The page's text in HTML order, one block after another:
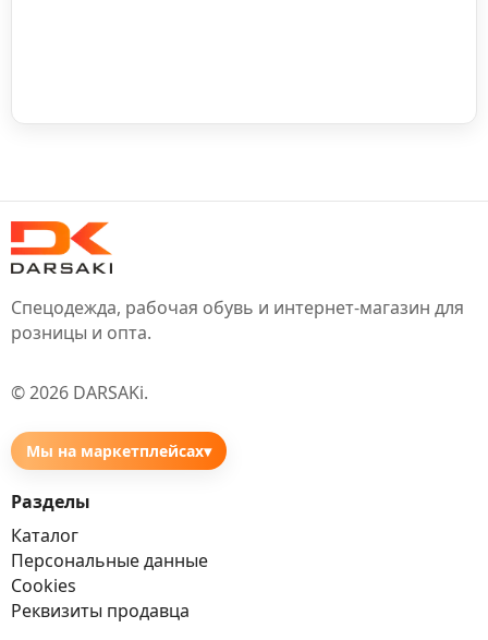
Спецодежда, рабочая обувь и интернет-магазин для
розницы и опта.
©2026 DARSAKi.
Мы на маркетплейсах▾
Разделы
Каталог
Персональные данные
Cookies
Реквизиты продавца